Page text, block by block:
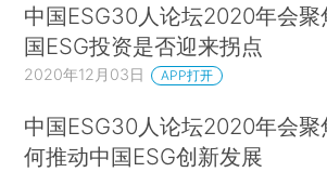
Benchmarking Alliance, WBA），这有助于
业实践中汲取灵感。“WBA已经确定了全球
他们学习，并尝试比他们做得更好。”他说。
中国ESG30人论坛2020年会聚
国ESG投资是否迎来拐点
2020年12月03日 APP打开
中国ESG30人论坛2020年会聚
何推动中国ESG创新发展